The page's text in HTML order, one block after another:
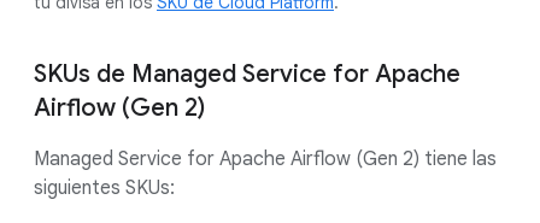
SKUs de Managed Service for Apache
Airflow (Gen 2)
Managed Service for Apache Airflow (Gen 2) tiene las
siguientes SKUs: